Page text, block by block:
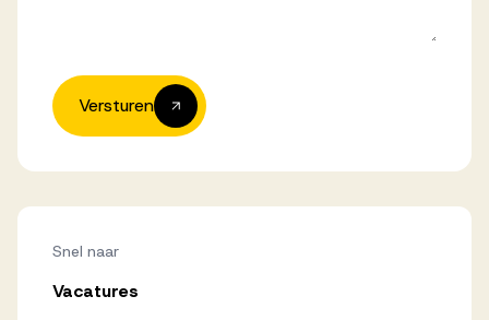
Versturen
Snel naar
Vacatures